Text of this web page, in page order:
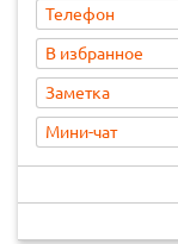
Телефон
В избранное
Заметка
Мини-чат